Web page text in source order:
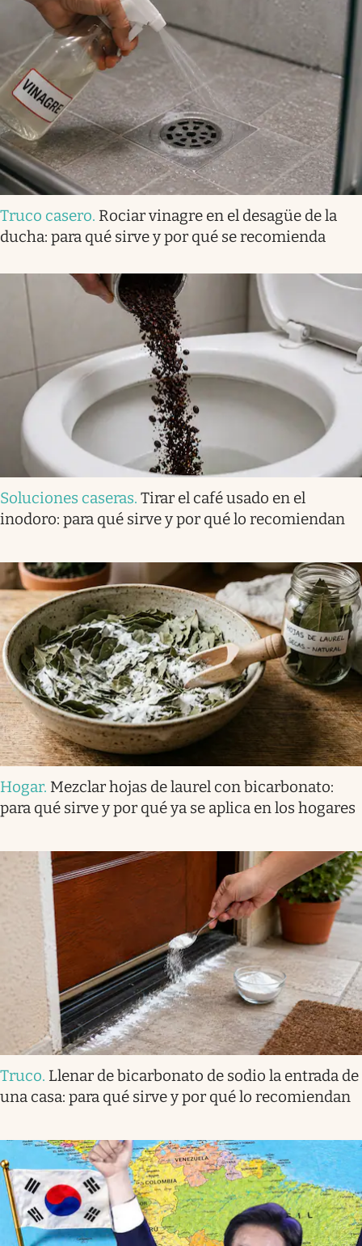
Truco casero. Rociar vinagre en el desagüe de la
ducha: para qué sirve y por qué se recomienda
Soluciones caseras. Tirar el café usado en el
inodoro: para qué sirve y por qué lo recomiendan
Hogar. Mezclar hojas de laurel con bicarbonato:
para qué sirve y por qué ya se aplica en los hogares
Truco. Llenar de bicarbonato de sodio la entrada de
una casa: para qué sirve y por qué lo recomiendan